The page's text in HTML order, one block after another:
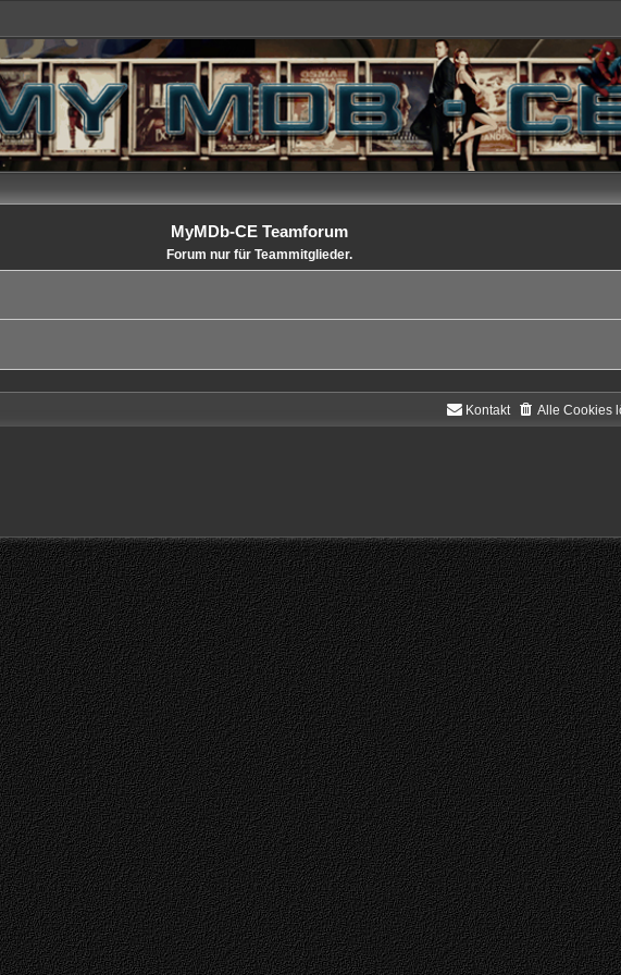
MyMDb-CE Teamforum
Forum nur für Teammitglieder.
Alle Cookies
Kontakt